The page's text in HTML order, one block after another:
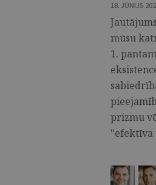
18. JŪNIJS
mūsu
1.
prizmu
"efektīva